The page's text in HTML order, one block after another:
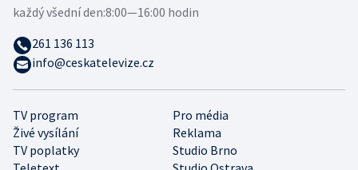
TV program
Pro média
Živé vysílání
Reklama
TV poplatky
Studio Brno
každý všední den:8:00—16:00 hodin
261 136 113
info@ceskatelevize.cz